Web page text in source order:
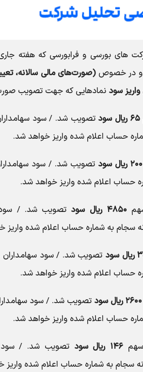
ها‌ی بورسی و فرابورسی که هفته
و در خصوص(صورت‌های مالی سالانه،
سود نماد‌هایی که جهت تصویب
۶۵ ریال سود تصویب شد. / سود
حساب اعلام شده واریز خواهد شد.
۲۰۰ ریال سود تصویب شد. / سود
حساب اعلام شده واریز خواهد شد.
۴۸۵۰ ریال سود
تصویب شد. / سود
سجام به شماره حساب اعلام شده واریز
تصویب شد. / سود سهامداران
حساب اعلام شده واریز خواهد شد.
۲۶۰۰ ریال سود تصویب شد. / سود
حساب اعلام شده واریز خواهد شد.
۱۴۶ ریال سود
تصویب شد. / سود
سجام به شماره حساب اعلام شده واریز